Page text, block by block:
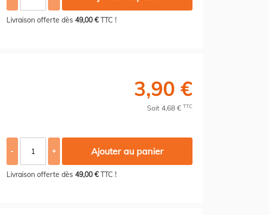
Livraison offerte dès 49,00 €TTC !
3,90 €
Soit 4,68 € TTC
- + Ajouter au panier
Livraison offerte dès 49,00 €TTC !